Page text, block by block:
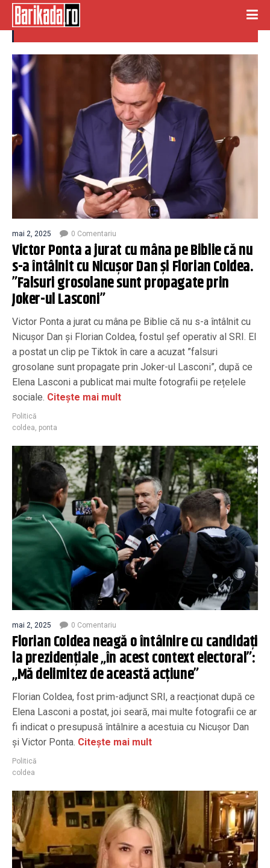
coldea
mai 2, 2025 0 Comentariu
Victor Ponta a jurat cu mâna pe Biblie că nu
s-a întâlnit cu Nicușor Dan și Florian Coldea.
”Falsuri grosolane sunt propagate prin
Joker-ul Lasconi”
Victor Ponta a jurat cu mâna pe Biblie că nu s-a întâlnit cu
Nicușor Dan și Florian Coldea, fostul șef operativ al SRI. El
a postat un clip pe Tiktok în care a acuzat ”falsuri
grosolane sunt propagate prin Joker-ul Lasconi”, după ce
Elena Lasconi a publicat mai multe fotografii pe rețelele
sociale. Citește mai mult
Politică
coldea, ponta
mai 2, 2025 0 Comentariu
Florian Coldea neagă o întâlnire cu candidați
la prezidențiale „în acest context electoral”:
„Mă delimitez de această acțiune”
Florian Coldea, fost prim-adjunct SRI, a reacționat după ce
Elena Lasconi a postat, joi seară, mai multe fotografii ce ar
fi indicat o presupusă întâlnire a acestuia cu Nicușor Dan
și Victor Ponta. Citește mai mult
Politică
coldea